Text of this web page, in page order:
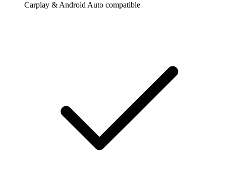
Carplay & Android Auto compatible